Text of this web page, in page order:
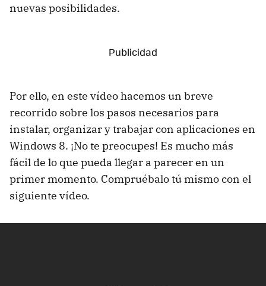
nuevas posibilidades.
Por ello, en este vídeo hacemos un breve
recorrido sobre los pasos necesarios para
instalar, organizar y trabajar con aplicaciones en
Windows 8. ¡No te preocupes! Es mucho más
fácil de lo que pueda llegar a parecer en un
primer momento. Compruébalo tú mismo con el
siguiente vídeo.